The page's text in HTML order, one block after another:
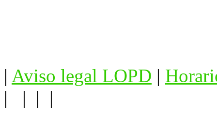
| Aviso legal LOPD |
| | | |